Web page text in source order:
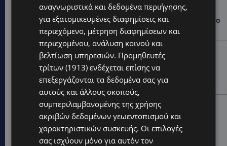
WORLD
ΦΩΤΙΑ ΣΤΟΝ ΒΟΛΟ: Στις φλόγες περιοχή πάνω από το
αρχαίο θέατρο Δημητριάδος
STORIES
ΜΑΝΩΛΗΣ ΕΜΜΑΝΟΥΗΛ: Η ιστορία της θρυλικής
Corner Pub που ξυπνά μνήμες δεκαετιών – Το
αφιέρωμα μετά τη φωτιά-(Φώτο)
UPDATES
ΘΕΣΣΑΛΟΝΙΚΗ: Σοκ από την κακοποίηση άγριων
χελωνών – Τις έβαψαν με πορτοκαλί λαδομπογιά-
(Φώτο)
αναγνωριστικά και δεδομένα περιήγησης,
για εξατομικευμένες διαφημίσεις και
περιεχόμενο, μέτρηση διαφημίσεων και
περιεχομένου, ανάλυση κοινού και
βελτίωση υπηρεσιών. Προμηθευτές
τρίτων (1913) ενδέχεται επίσης να
επεξεργάζονται τα δεδομένα σας για
αυτούς και άλλους σκοπούς,
συμπεριλαμβανομένης της χρήσης
ακριβών δεδομένων γεωεντοπισμού και
χαρακτηριστικών συσκευής. Οι επιλογές
σας ισχύουν μόνο για αυτόν τον